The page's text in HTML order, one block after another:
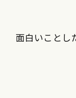
面白いことし